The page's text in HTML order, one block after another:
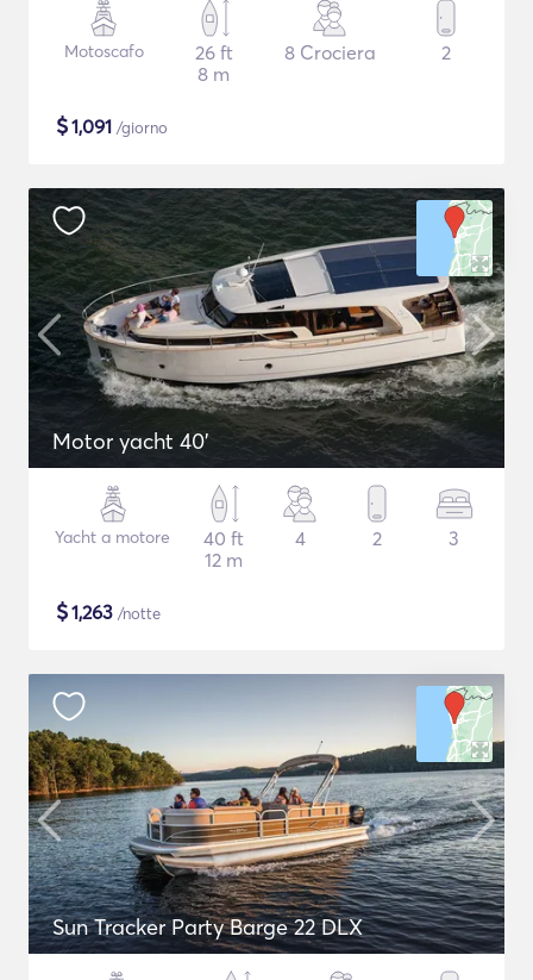
Motoscafo
26 ft
8 m
8 Crociera 2
$1,091 /giorno
Motor yacht 40'
Yacht a motore
40 ft
12 m
4 2 3
$1,263 /notte
Sun Tracker Party Barge 22 DLX